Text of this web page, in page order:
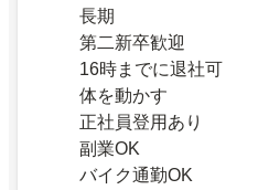
長期
第二新卒歓迎
16時までに退社可
体を動かす
正社員登用あり
副業OK
バイク通勤OK